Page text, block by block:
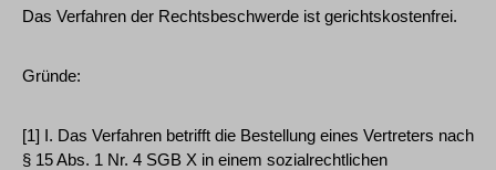
Das Verfahren der Rechtsbeschwerde ist gerichtskostenfrei.
Gründe:
[1] I. Das Verfahren betrifft die Bestellung eines Vertreters nach
§ 15 Abs. 1 Nr. 4 SGB X in einem sozialrechtlichen